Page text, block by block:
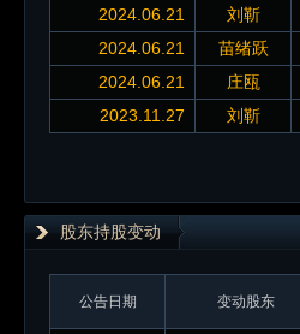
2024.06.21
刘靳
2024.06.21
苗绪跃
2024.06.21
庄瓯
2023.11.27
刘靳
股东持股变动
公告日期 变动股东